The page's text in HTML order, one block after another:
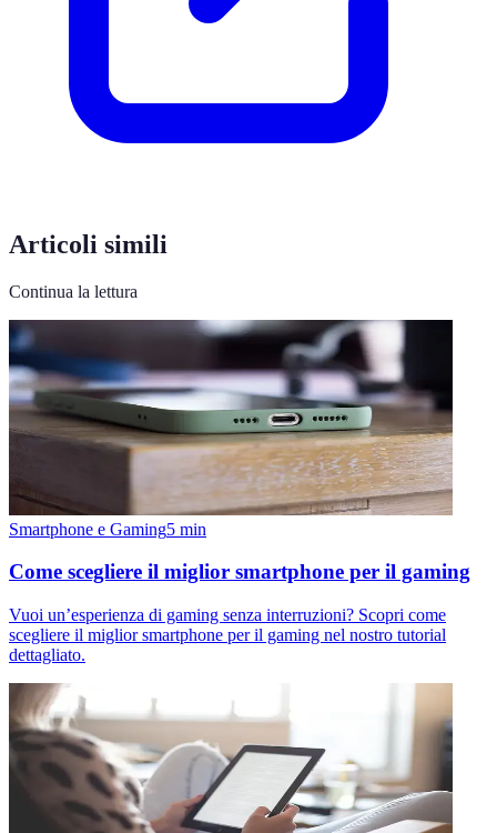
Articoli simili
Continua la lettura
Smartphone e Gaming5 min
Come scegliere il miglior smartphone per il gaming
Vuoi un’esperienza di gaming senza interruzioni? Scopri come
scegliere il miglior smartphone per il gaming nel nostro tutorial
dettagliato.